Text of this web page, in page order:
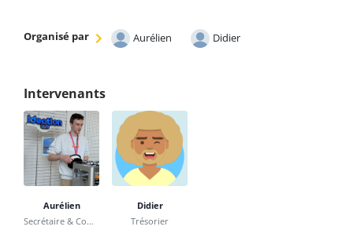
Organisé par Aurélien Didier
Intervenants
Aurélien
Secrétaire & Communication
Didier
Trésorier